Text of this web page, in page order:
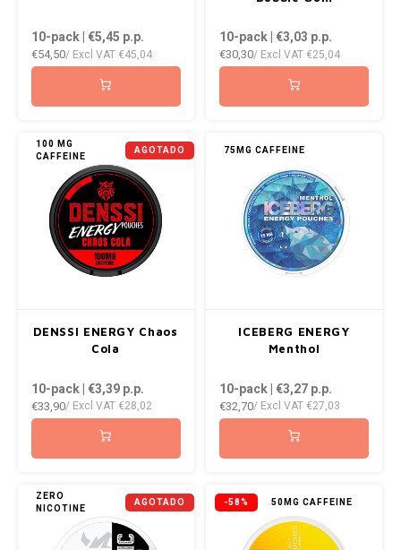
10-pack | €5,45 p.p.
€54,50/ Excl VAT €45,04
10-pack | €3,03 p.p.
€30,30/ Excl VAT €25,04
100 MG
CAFFEINE
AGOTADO
DENSSI ENERGY Chaos
Cola
10-pack | €3,39p.p.
€33,90/ Excl VAT €28,02
75MG CAFFEINE
ICEBERG ENERGY
Menthol
10-pack | €3,27p.p.
€32,70/ Excl VAT €27,03
ZERO
NICOTINE
AGOTADO -58% 50MG CAFFEINE